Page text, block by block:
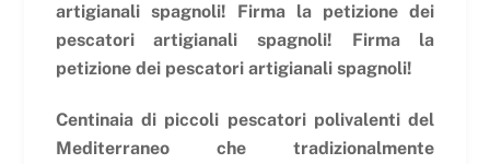
artigianali spagnoli! Firma la petizione dei
pescatori artigianali spagnoli! Firma la
petizione dei pescatori artigianali spagnoli!
Centinaia di piccoli pescatori polivalenti del
Mediterraneo che tradizionalmente